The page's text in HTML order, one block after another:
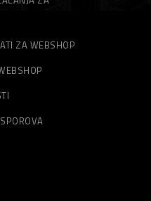
ZA WEBSHOP